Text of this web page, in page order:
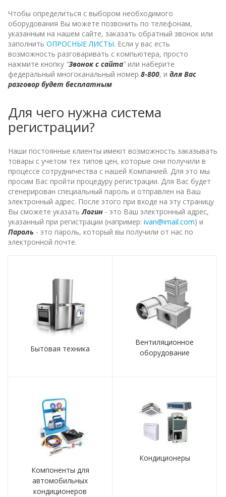
Чтобы определиться с выбором необходимого
оборудования Вы можете позвонить по телефонам,
указанным на нашем сайте, заказать обратный звонок или
заполнить ОПРОСНЫЕ ЛИСТЫ. Если у вас есть
возможность разговаривать с компьютера, просто
нажмите кнопку "Звонок с сайта"или наберите
федеральный многоканальный номер 8-800, и для Вас
разговор будет бесплатным
Для чего нужна система
регистрации?
Наши постоянные клиенты имеют возможность заказывать
товары с учетом тех типов цен, которые они получили в
процессе сотрудничества с нашей Компанией. Для это мы
просим Вас пройти процедуру регистрации. Для Вас будет
сгенерирован специальный пароль и отправлен на Ваш
электронный адрес. После этого при входе на эту страницу
Вы сможете указатьЛогин - это Ваш электронный адрес,
указанный при регистрации (например: ivan@imail.com) и
Пароль - это пароль, который вы получили от нас по
электронной почте.
Бытовая техника
Вентиляционное
оборудование
Компоненты для
автомобильных
кондиционеров
Кондиционеры